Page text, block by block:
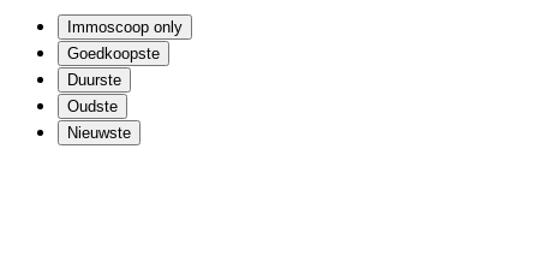
Immoscoop only
Goedkoopste
Duurste
Oudste
Nieuwste